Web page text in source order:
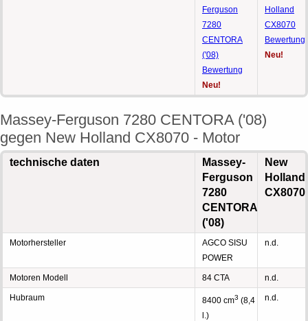
Ferguson
7280
CENTORA
('08)
Bewertung
Neu!
Holland
CX8070
Bewertung
Neu!
Massey-Ferguson 7280 CENTORA ('08)
gegen New Holland CX8070 - Motor
technische daten
Massey-
Ferguson
7280
CENTORA
('08)
New
Holland
CX8070
Motorhersteller
AGCO SISU
POWER
n.d.
Motoren Modell 84 CTA n.d.
Hubraum 8400 cm3 (8,4
l.)
n.d.